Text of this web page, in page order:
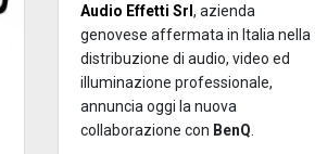
Audio Effetti Srl , azienda
genovese affermata in Italia nella
distribuzione di audio, video ed
illuminazione professionale,
annuncia oggi la nuova
collaborazione con BenQ.